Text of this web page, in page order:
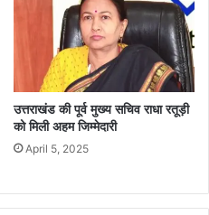
उत्तराखंड की पूर्व मुख्य सचिव राधा रतूड़ी
को मिली अहम जिम्मेदारी
April 5, 2025